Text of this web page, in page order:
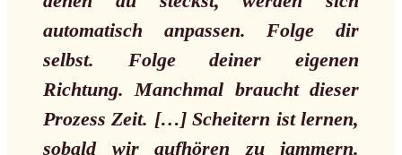
automatisch anpassen. Folge dir
selbst. Folge deiner eigenen
Richtung. Manchmal braucht dieser
Prozess Zeit. […] Scheitern ist lernen,
sobald wir aufhören zu jammern.